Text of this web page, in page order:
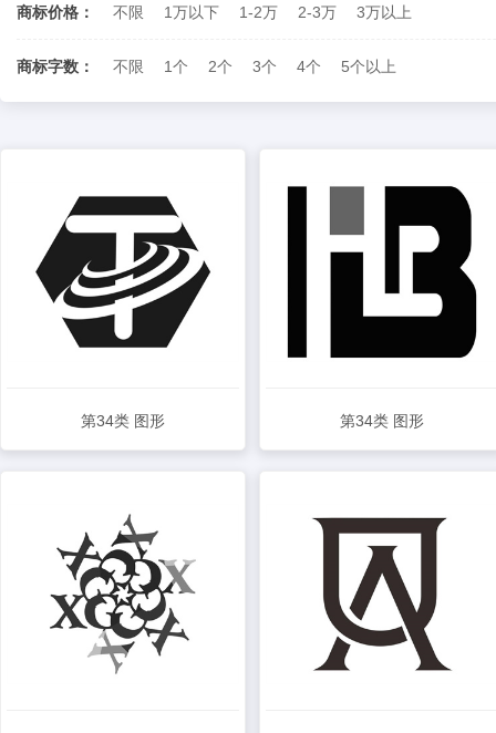
商标价格： 不限 1万以下 1-2万 2-3万 3万以上
商标字数： 不限 1个 2个 3个 4个 5个以上
第34类 图形 第34类 图形